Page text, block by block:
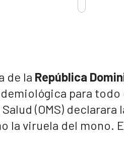
de la República
para
(OMS)
la viruela del mono.